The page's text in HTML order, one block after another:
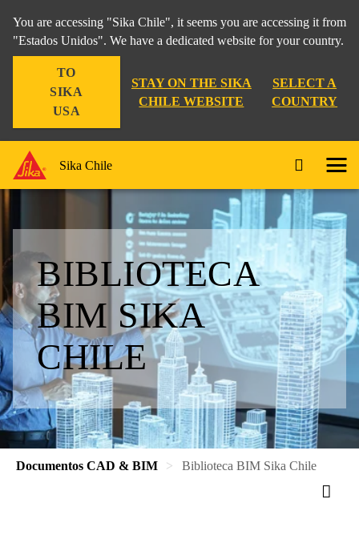
You are accessing "Sika Chile", it seems you are accessing it from
"Estados Unidos". We have a dedicated website for your country.
TO
SIKA
USA
STAY ON THE SIKA
CHILE WEBSITE
SELECT A
COUNTRY
Sika Chile
BIBLIOTECA
BIM SIKA
CHILE
Documentos CAD & BIM Biblioteca BIM Sika Chile